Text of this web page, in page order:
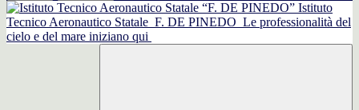
Istituto
Tecnico Aeronautico Statale F. DE PINEDO Le professionalità del
cielo e del mare iniziano qui